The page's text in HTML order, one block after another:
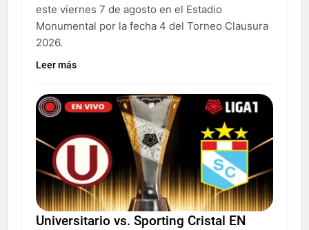
este viernes 7 de agosto en el Estadio
Monumental por la fecha 4 del Torneo Clausura
2026.
Leer más
Universitario vs. Sporting Cristal EN